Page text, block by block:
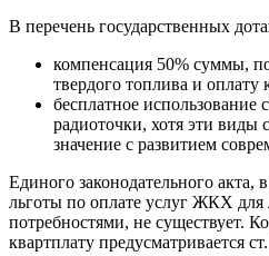
В перечень государственных
компенсация 50% суммы,
твердого топлива и
бесплатное использование
радиоточки, хотя эти виды
значение с развитием
Единого законодательного акта,
льготы по оплате услуг ЖКХ
потребностями, не существует.
квартплату предусматривается